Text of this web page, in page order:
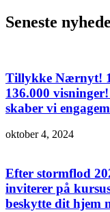
Seneste
Tillykke Nærnyt!
136.000
skaber vi
oktober 4, 2024
Efter stormflod
inviterer på
beskytte dit hjem